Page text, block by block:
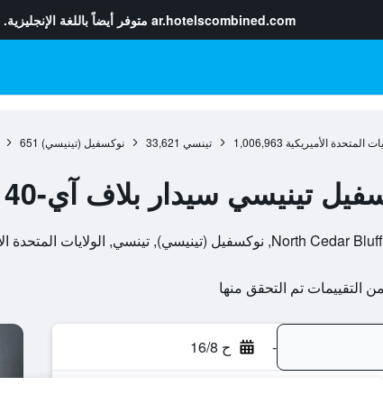
ar.hotelscombined.com متوفر أيضاً باللغة الإنجليزية.
المتحدة الأميريكية 1,006,963 تينسي 33,621 نوكسفيل (تينيسي) 651
تينيسي سيدار بلاف آي-40
- ح 16/8